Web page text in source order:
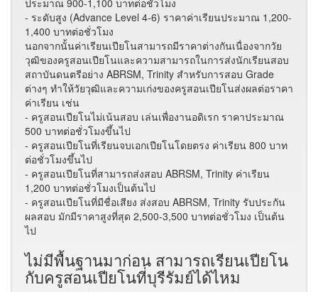
ประมาณ 900-1,100 บาทต่อชั่วโมง
- ระดับสูง (Advance Level 4-6) ราคาค่าเรียนประมาณ 1,200-
1,400 บาทต่อชั่วโมง
นอกจากนั้นค่าเรียนเปียโนสามารถมีราคาต่างกันเนื่องจากวัย
วุฒิของครูสอนเปียโนและความสามารถในการส่งนักเรียนสอบ
สถาบันดนตรีอย่าง ABRSM, Trinity สำหรับการสอบ Grade
ต่างๆ ทำให้วัยวุฒิและความเก่งของครูสอนเปียโนส่งผลต่อราคา
ค่าเรียน เช่น
- ครูสอนเปียโนไม่เน้นสอบ เล่นเพื่องานอดิเรก ราคาประมาณ
500 บาทต่อชั่วโมงขึ้นไป
- ครูสอนเปียโนที่เรียนจบเอกเปียโนโดยตรง ค่าเรียน 800 บาท
ต่อชั่วโมงขึ้นไป
- ครูสอนเปียโนที่สามารถส่งสอบ ABRSM, Trinity ค่าเรียน
1,200 บาทต่อชั่วโมงเป็นต้นไป
- ครูสอนเปียโนที่มีชื่อเสียง ส่งสอบ ABRSM, Trinity รับประกัน
ผลสอบ มักมีราคาสูงที่สุด 2,500-3,500 บาทต่อชั่วโมง เป็นต้น
ไป
ไม่มีพื้นฐานมาก่อน สามารถเรียนเปียโน
กับครูสอนเปียโนที่บุรีรัมย์ได้ไหม